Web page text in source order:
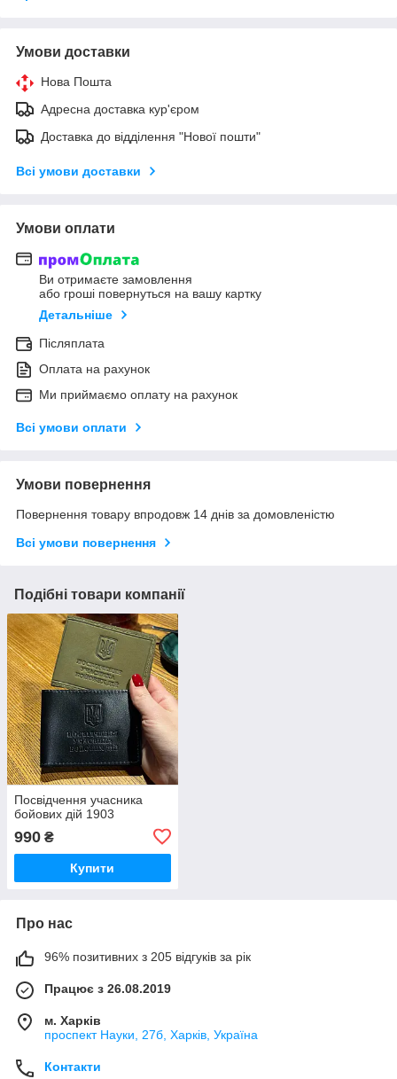
Умови доставки
Нова Пошта
Адресна доставка кур'єром
Доставка до відділення "Нової пошти"
Всі умови доставки
Умови оплати
Ви отримаєте замовлення
або гроші повернуться на вашу картку
Детальніше
Післяплата
Оплата на рахунок
Ми приймаємо оплату на рахунок
Всі умови оплати
Умови повернення
Повернення товару впродовж 14 днів за домовленістю
Всі умови повернення
Подібні товари компанії
Посвідчення учасника
бойових дій 1903
990 ₴
Купити
Про нас
96% позитивних з 205 відгуків за рік
Працює з 26.08.2019
м. Харків
проспект Науки, 27б, Харків, Україна
Контакти